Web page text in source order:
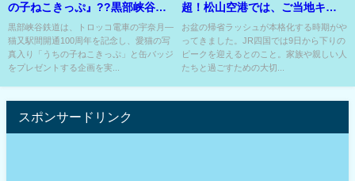
の子ねこきっぷ』??黒部峡谷鉄
道の猫又駅開通１００年記念⁉
黒部峡谷鉄道は、トロッコ電車の宇奈月―
猫又駅間開通100周年を記念し、愛猫の写
真入り「うちの子ねこきっぷ」と缶バッジ
をプレゼントする企画を実...
超！松山空港では、ご当地キャ
ラがお出迎え！
お盆の帰省ラッシュが本格化する時期がや
ってきました。JR四国では9日から下りの
ピークを迎えるとのこと。家族や親しい人
たちと過ごすための大切...
スポンサードリンク